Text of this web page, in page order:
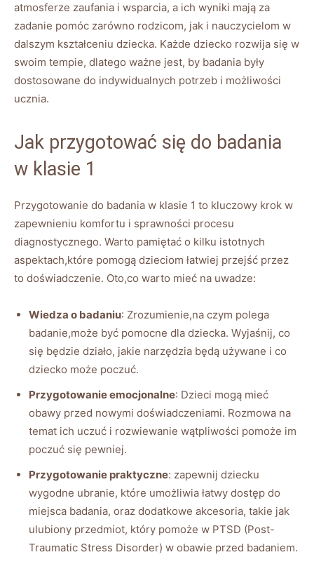
atmosferze zaufania i wsparcia, a ich wyniki mają za
zadanie pomóc zarówno rodzicom, jak i nauczycielom w
dalszym kształceniu dziecka. Każde dziecko rozwija się w
swoim tempie, dlatego ważne jest, by badania były
dostosowane do indywidualnych potrzeb i możliwości
ucznia.
Jak przygotować się do badania
w klasie 1
Przygotowanie do badania w klasie 1 to kluczowy krok w
zapewnieniu komfortu i sprawności procesu
diagnostycznego. Warto pamiętać o kilku istotnych
aspektach,które pomogą dzieciom łatwiej przejść przez
to doświadczenie. Oto,co warto mieć na uwadze:
Wiedza o badaniu: Zrozumienie,na czym polega
badanie,może być pomocne dla dziecka. Wyjaśnij, co
się będzie działo, jakie narzędzia będą używane i co
dziecko może poczuć.
Przygotowanie emocjonalne: Dzieci mogą mieć
obawy przed nowymi doświadczeniami. Rozmowa na
temat ich uczuć i rozwiewanie wątpliwości pomoże im
poczuć się pewniej.
Przygotowanie praktyczne: zapewnij dziecku
wygodne ubranie, które umożliwia łatwy dostęp do
miejsca badania, oraz dodatkowe akcesoria, takie jak
ulubiony przedmiot, który pomoże w PTSD (Post-
Traumatic Stress Disorder) w obawie przed badaniem.